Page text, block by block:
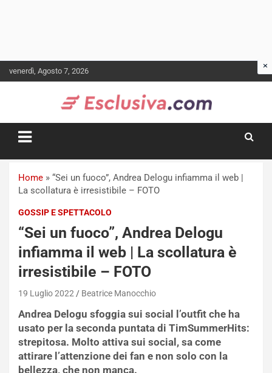
to
venerdì, Agosto 7, 2026
Home » “Sei un fuoco”, Andrea Delogu infiamma il web |
La scollatura è irresistibile – FOTO
GOSSIP E SPETTACOLO
“Sei un fuoco”, Andrea Delogu
infiamma il web | La scollatura è
irresistibile – FOTO
19 Luglio 2022 Beatrice Manocchio
Andrea Delogu sfoggia sui social l’outfit che ha
usato per la seconda puntata di TimSummerHits:
strepitosa. Molto attiva sui social, sa come
attirare l’attenzione dei fan e non solo con la
bellezza, che non manca.